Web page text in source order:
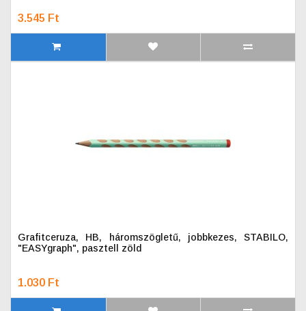
3.545 Ft
Grafitceruza, HB, háromszögletű, jobbkezes, STABILO,
"EASYgraph", pasztell zöld
1.030 Ft